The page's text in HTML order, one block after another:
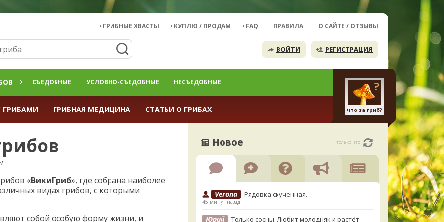
ГРИБНЫЕ ХВАСТЫ КУПЛЮ / ПРОДАМ FAQ ПРАВИЛА О САЙТЕ / ОТЗЫВЫ
ВОЙТИ РЕГИСТРАЦИЯ
СЪЕДОБНЫЕ УСЛОВНО-СЪЕДОБНЫЕ НЕСЪЕДОБНЫЕ
ГРИБАМИ ГРИБНАЯ МЕДИЦИНА СТАТЬИ О ГРИБАХ что за гриб?
«ВикиГриб», где собрана наиболее
видах грибов, с которыми
собой особую форму жизни, и
Новое только что
Verona Рядовка скученная.
45 минут назад
Юрий
Только сосны. Любит молодняк и растёт